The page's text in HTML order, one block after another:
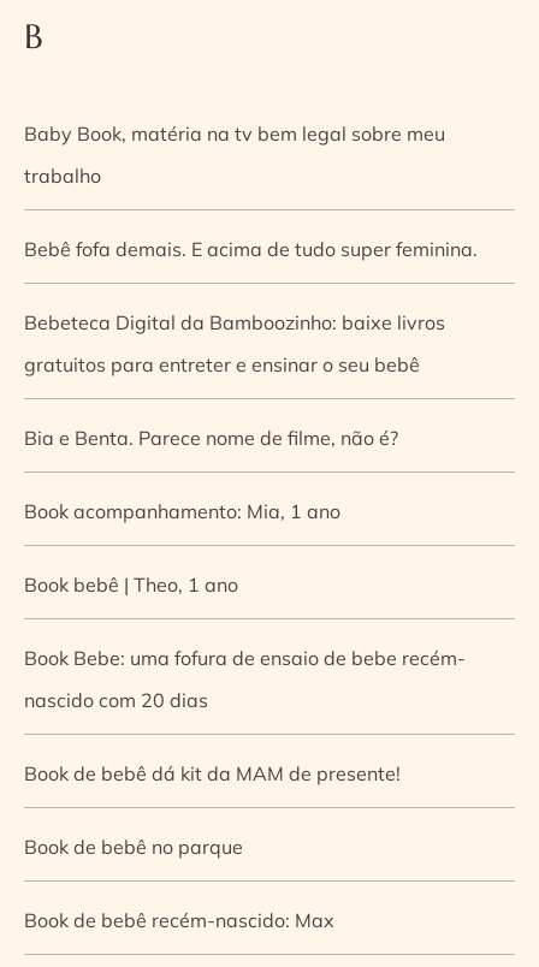
B
Baby Book, matéria na tv bem legal sobre meu
trabalho
Bebê fofa demais. E acima de tudo super feminina.
Bebeteca Digital da Bamboozinho: baixe livros
gratuitos para entreter e ensinar o seu bebê
Bia e Benta. Parece nome de filme, não é?
Book acompanhamento: Mia, 1 ano
Book bebê | Theo, 1 ano
Book Bebe: uma fofura de ensaio de bebe recém-
nascido com 20 dias
Book de bebê dá kit da MAM de presente!
Book de bebê no parque
Book de bebê recém-nascido: Max